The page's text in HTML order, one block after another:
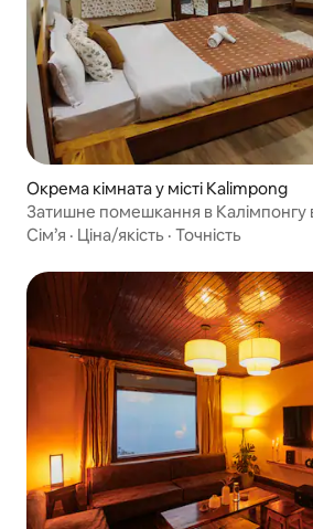
Окрема кімната у місті Kalimpong
Затишне помешкання в Калімпонгу
Сім’я · Ціна/якість · Точність